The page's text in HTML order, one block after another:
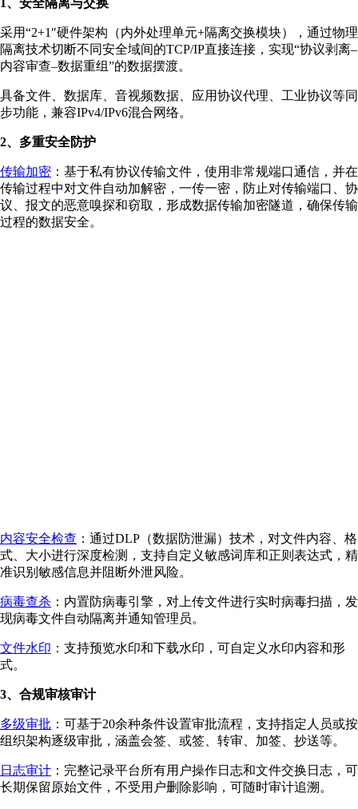
1、安全隔离与交换
采用“2+1″硬件架构（内外处理单元+隔离交换模块），通过物理
隔离技术切断不同安全域间的TCP/IP直接连接，实现“协议剥离–
内容审查–数据重组”的数据摆渡。
具备文件、数据库、音视频数据、应用协议代理、工业协议等同
步功能，兼容IPv4/IPv6混合网络。
2、多重安全防护
传输加密 ：基于私有协议传输文件，使用非常规端口通信，并在
传输过程中对文件自动加解密，一传一密，防止对传输端口、协
议、报文的恶意嗅探和窃取，形成数据传输加密隧道，确保传输
过程的数据安全。
内容安全检查 ：通过DLP（数据防泄漏）技术，对文件内容、格
式、大小进行深度检测，支持自定义敏感词库和正则表达式，精
准识别敏感信息并阻断外泄风险。
病毒查杀 ：内置防病毒引擎，对上传文件进行实时病毒扫描，发
现病毒文件自动隔离并通知管理员。
文件水印 ：支持预览水印和下载水印，可自定义水印内容和形
式。
3、合规审核审计
多级审批 ：可基于20余种条件设置审批流程，支持指定人员或按
组织架构逐级审批，涵盖会签、或签、转审、加签、抄送等。
日志审计 ：完整记录平台所有用户操作日志和文件交换日志，可
长期保留原始文件，不受用户删除影响，可随时审计追溯。